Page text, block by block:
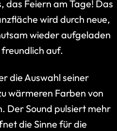
das Feiern am Tage! Das
wird durch neue,
wieder aufgeladen
auf.
die Auswahl seiner
wärmeren Farben von
Der Sound pulsiert mehr
die Sinne für die